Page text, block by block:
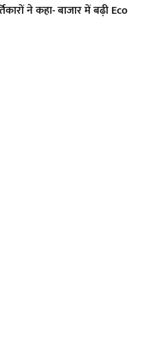
ने कहा- बाजार में बढ़ी Eco